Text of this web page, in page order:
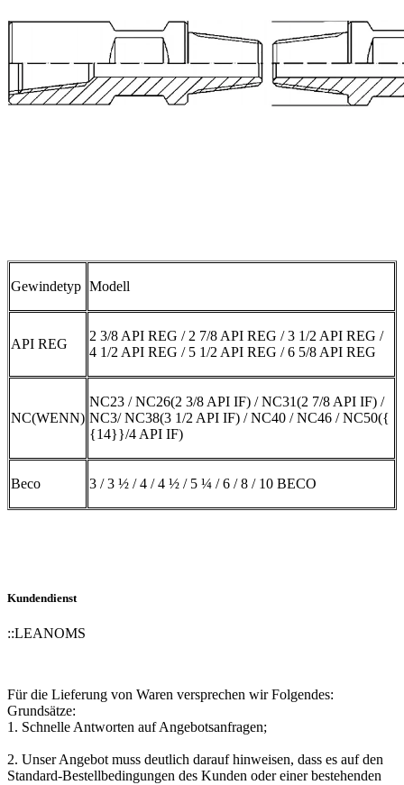
Gewindetyp Modell
API REG
2 3/8 API REG / 2 7/8 API REG / 3 1/2 API REG /
4 1/2 API REG / 5 1/2 API REG / 6 5/8 API REG
NC(WENN)
NC23 / NC26(2 3/8 API IF) / NC31(2 7/8 API IF) /
NC3/ NC38(3 1/2 API IF) / NC40 / NC46 / NC50({
{14}}/4 API IF)
Beco 3 / 3 ½ / 4 / 4 ½ / 5 ¼ / 6 / 8 / 10 BECO
Kundendienst
::LEANOMS
Für die Lieferung von Waren versprechen wir Folgendes:
Grundsätze:
1. Schnelle Antworten auf Angebotsanfragen;
2. Unser Angebot muss deutlich darauf hinweisen, dass es auf den
Standard-Bestellbedingungen des Kunden oder einer bestehenden